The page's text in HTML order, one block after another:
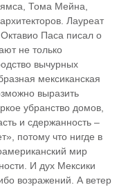
Тома Мейна,
Лауреат
Паса писал о
не только
вычурных
мексиканская
выразить
убранство домов,
и сдержанность –
потому что нигде в
мир
И дух Мексики
возражений. А ветер